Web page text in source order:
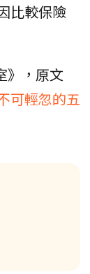
比較保險
》，原文
可輕忽的五